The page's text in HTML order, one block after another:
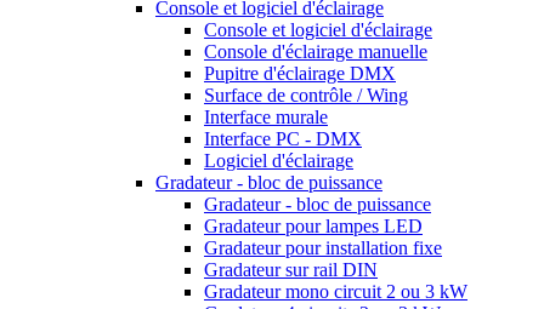
Console et logiciel d'éclairage
Console et logiciel d'éclairage
Console d'éclairage manuelle
Pupitre d'éclairage DMX
Surface de contrôle / Wing
Interface murale
Interface PC - DMX
Logiciel d'éclairage
Gradateur - bloc de puissance
Gradateur - bloc de puissance
Gradateur pour lampes LED
Gradateur pour installation fixe
Gradateur sur rail DIN
Gradateur mono circuit 2 ou 3 kW